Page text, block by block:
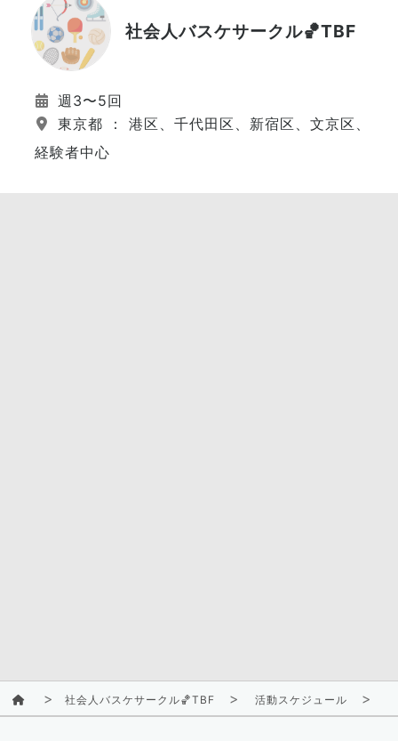
社会人バスケサークル🏀TBF
週3〜5回
東京都 ： 港区、千代田区、新宿区、文京区、江
経験者中心
社会人バスケサークル🏀TBF 活動スケジュール